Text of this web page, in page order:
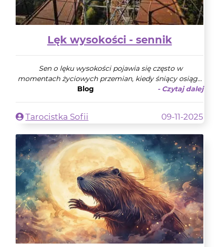
Lęk wysokości - sennik
Sen o lęku wysokości pojawia się często w
momentach życiowych przemian, kiedy śniący osiąg...
Blog
- Czytaj dalej
Tarocistka Sofii 09-11-2025